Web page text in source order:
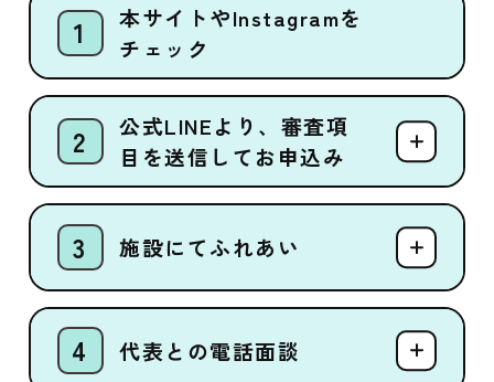
本サイトやInstagramを
チェック
公式LINEより、審査項
目を送信してお申込み
施設にてふれあい
代表との電話面談